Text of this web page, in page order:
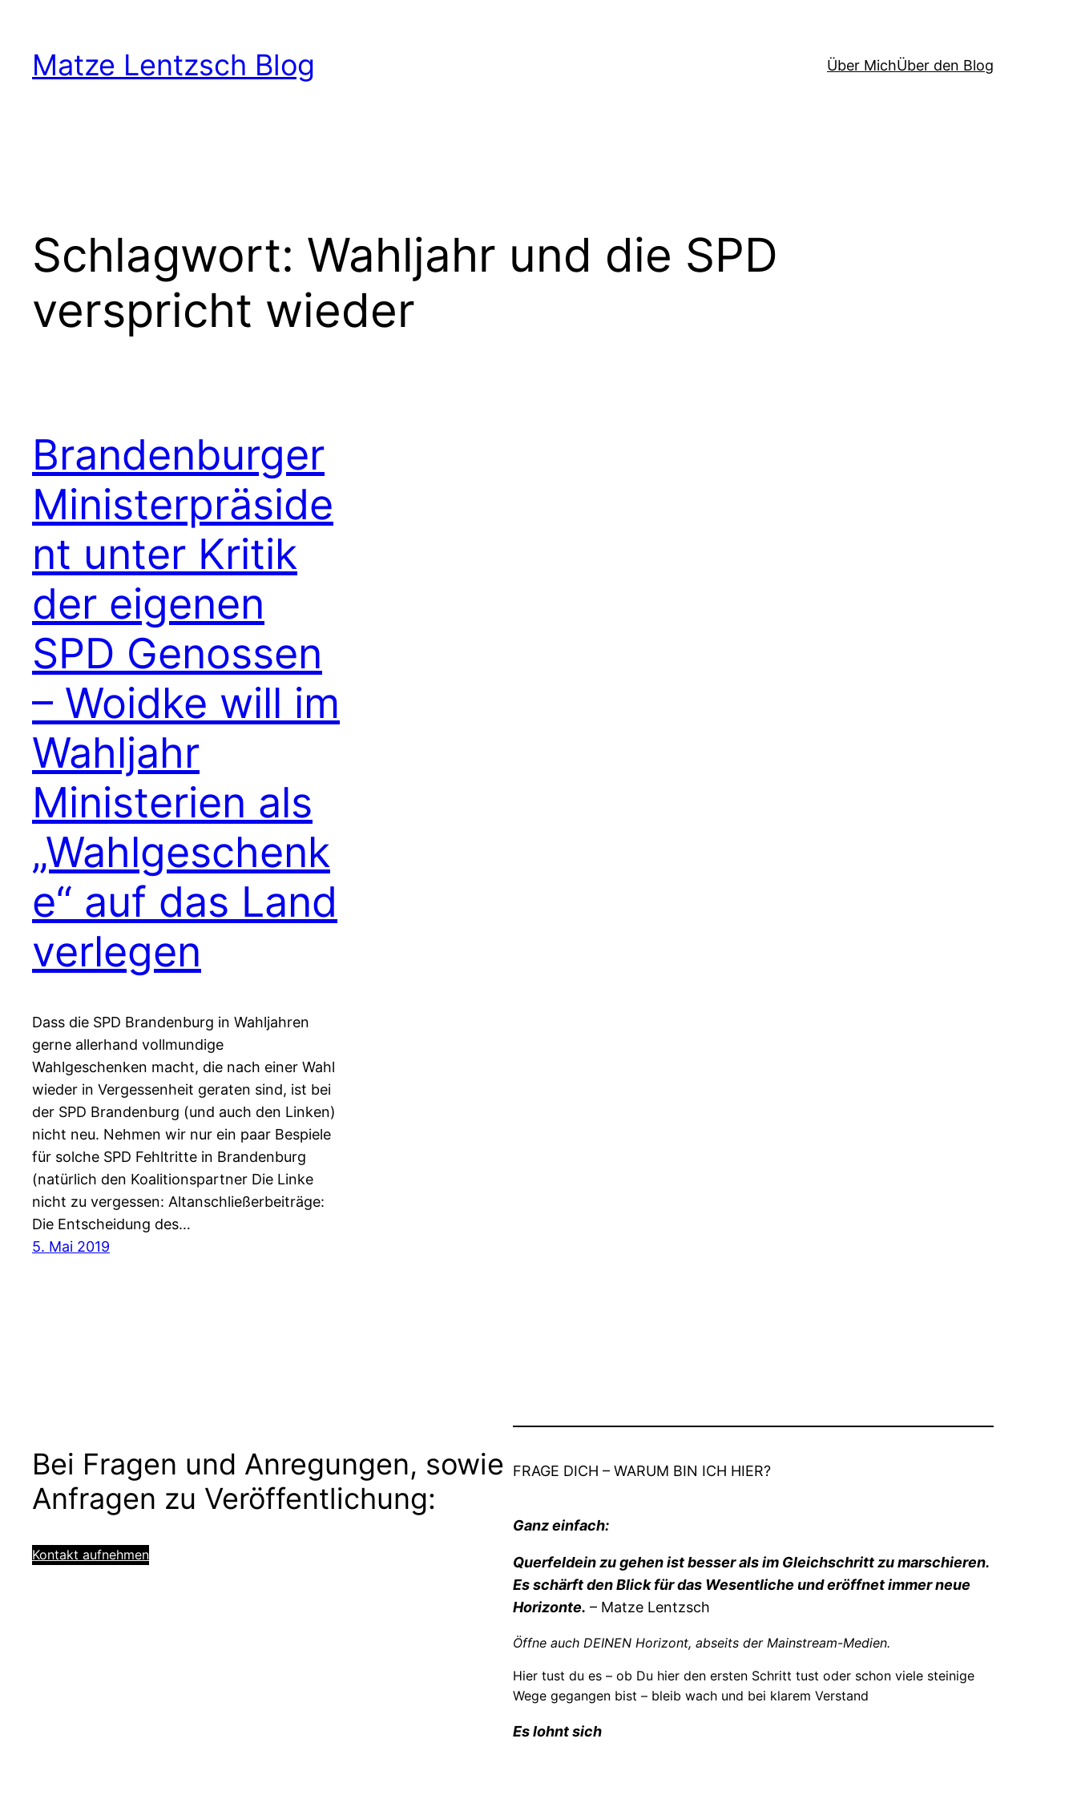
springen
Matze Lentzsch Blog Über MichÜber den Blog
Schlagwort: Wahljahr und die SPD
verspricht wieder
Brandenburger
Ministerpräside
nt unter Kritik
der eigenen
SPD Genossen
– Woidke will im
Wahljahr
Ministerien als
„Wahlgeschenk
e“ auf das Land
verlegen
Dass die SPD Brandenburg in Wahljahren
gerne allerhand vollmundige
Wahlgeschenken macht, die nach einer Wahl
wieder in Vergessenheit geraten sind, ist bei
der SPD Brandenburg (und auch den Linken)
nicht neu. Nehmen wir nur ein paar Bespiele
für solche SPD Fehltritte in Brandenburg
(natürlich den Koalitionspartner Die Linke
nicht zu vergessen: Altanschließerbeiträge:
Die Entscheidung des…
5. Mai 2019
Bei Fragen und Anregungen, sowie
Anfragen zu Veröffentlichung:
Kontakt aufnehmen
FRAGE DICH – WARUM BIN ICH HIER?
Ganz einfach:
Querfeldein zu gehen ist besser als im Gleichschritt zu marschieren.
Es schärft den Blick für das Wesentliche und eröffnet immer neue
Horizonte. – Matze Lentzsch
Öffne auch DEINEN Horizont, abseits der Mainstream-Medien.
Hier tust du es – ob Du hier den ersten Schritt tust oder schon viele steinige
Wege gegangen bist – bleib wach und bei klarem Verstand
Es lohnt sich